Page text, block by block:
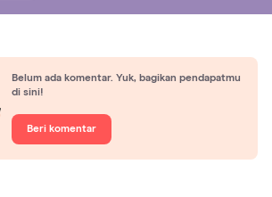
Belum ada komentar. Yuk, bagikan pendapatmu
di sini!
Beri komentar